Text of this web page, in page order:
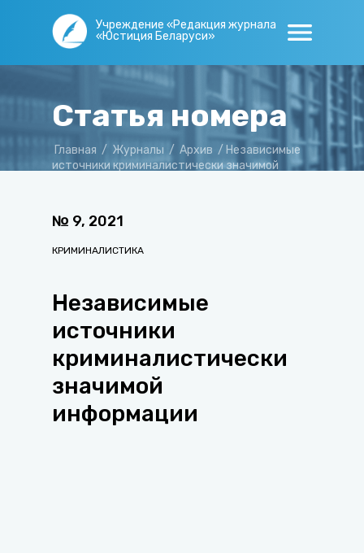
Учреждение «Редакция журнала
«Юстиция Беларуси»
Статья номера
Главная / Журналы / Архив / Независимые
источники криминалистически значимой
№ 9, 2021
КРИМИНАЛИСТИКА
Независимые
источники
криминалистически
значимой
информации